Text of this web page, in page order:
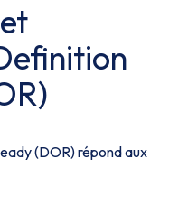
(DOR) répond aux